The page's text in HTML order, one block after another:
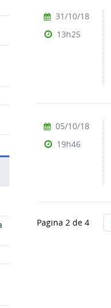
31/10/18
13h25
05/10/18
19h46
Pagina 2 de 4